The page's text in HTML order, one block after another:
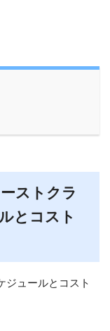
ストクラ
とコスト
ジュールとコスト